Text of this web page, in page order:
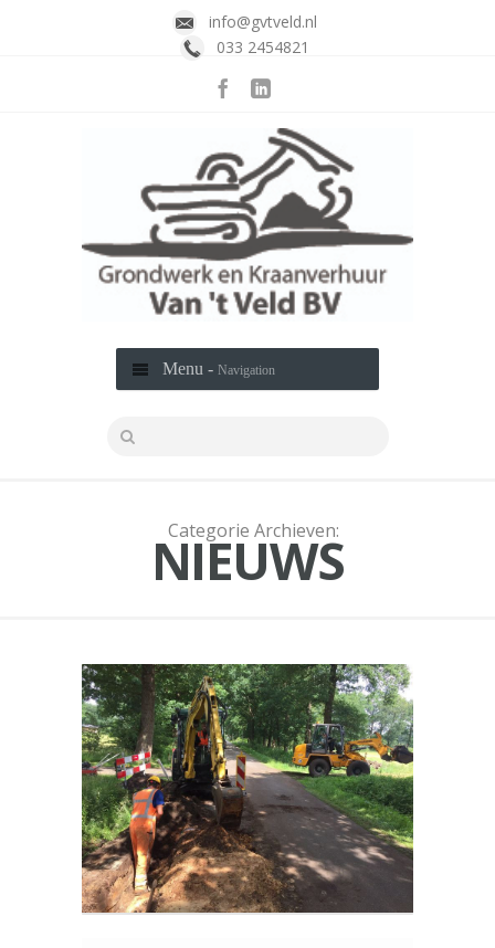
info@gvtveld.nl
033 2454821
Menu - Navigation
Categorie Archieven:
NIEUWS